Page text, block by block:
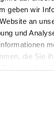
geben wir
an
und
die Sie
Sie sich auch